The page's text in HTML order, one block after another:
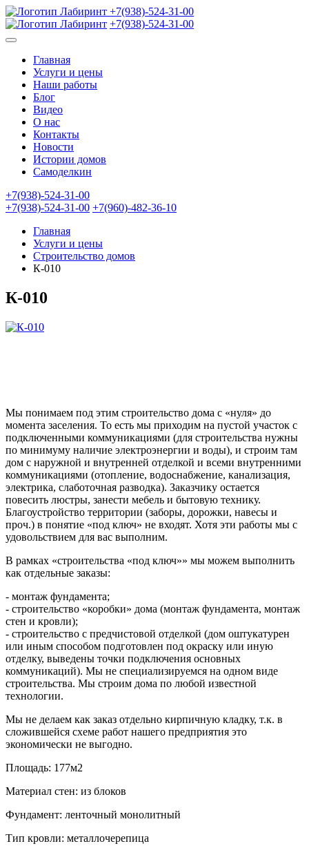
+7(938)-524-31-00
+7(938)-524-31-00
Главная
Услуги и цены
Наши работы
Блог
Видео
О нас
Контакты
Новости
Истории домов
Самоделкин
+7(938)-524-31-00
+7(938)-524-31-00 +7(960)-482-36-10
Главная
Услуги и цены
Строительство домов
К-010
К-010
Мы понимаем под этим строительство дома с «нуля» до
момента заселения. То есть мы приходим на пустой участок с
подключенными коммуникациями (для строительства нужны
по минимуму наличие электроэнергии и воды), и строим там
дом с наружной и внутренней отделкой и всеми внутренними
коммуникациями (отопление, водоснабжение, канализация,
электрика, слаботочная разводка). Заказчику остается
повесить люстры, занести мебель и бытовую технику.
Благоустройство территории (заборы, дорожки, навесы и
проч.) в понятие «под ключ» не входят. Хотя эти работы мы с
удовольствием для вас выполним.
В рамках «строительства «под ключ»» мы можем выполнить
как отдельные заказы:
- монтаж фундамента;
- строительство «коробки» дома (монтаж фундамента, монтаж
стен и кровли);
- строительство с предчистовой отделкой (дом оштукатурен
или иным способом подготовлен под окраску или иную
отделку, выведены точки подключения основных
коммуникаций). Мы не специализируемся на одном виде
строительства. Мы строим дома по любой известной
технологии.
Мы не делаем как заказ отдельно кирпичную кладку, т.к. в
сложившейся схеме работ нашего предприятия это
экономически не выгодно.
Площадь: 177м2
Материал стен: из блоков
Фундамент: ленточный монолитный
Тип кровли: металлочерепица